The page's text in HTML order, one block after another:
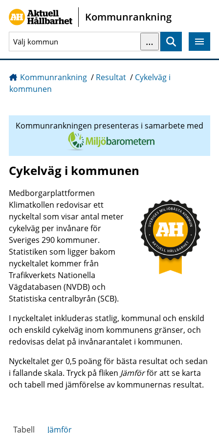
Gå direkt till sidans innehåll
Kommunrankning
…
Kommunrankning / Resultat / Cykelväg i
kommunen
Kommunrankningen presenteras i samarbete med
Cykelväg i kommunen
Medborgarplattformen
Klimatkollen redovisar ett
nyckeltal som visar antal meter
cykelväg per invånare för
Sveriges 290 kommuner.
Statistiken som ligger bakom
nyckeltalet kommer från
Trafikverkets Nationella
Vägdatabasen (NVDB) och
Statistiska centralbyrån (SCB).
I nyckeltalet inkluderas statlig, kommunal och enskild
och enskild cykelväg inom kommunens gränser, och
redovisas delat på invånarantalet i kommunen.
Nyckeltalet ger 0,5 poäng för bästa resultat och sedan
i fallande skala. Tryck på fliken Jämförför att se karta
och tabell med jämförelse av kommunernas resultat.
Tabell Jämför